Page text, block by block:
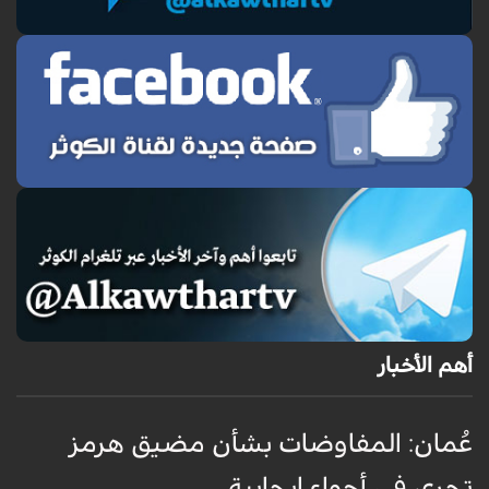
أهم الأخبار
عُمان: المفاوضات بشأن مضيق هرمز